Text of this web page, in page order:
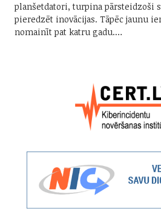
planšetdatori, turpina pārsteidzoši
pieredzēt inovācijas. Tāpēc jaunu
nomainīt pat katru gadu.…